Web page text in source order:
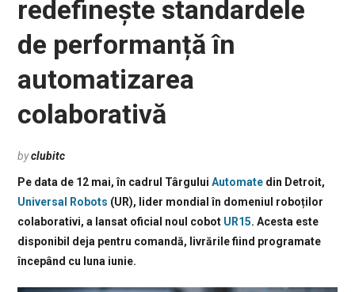
redefinește standardele
de performanță în
automatizarea
colaborativă
byclubitc
Pe data de 12 mai, în cadrul Târgului Automatedin Detroit,
Universal Robots (UR), lider mondial în domeniul roboților
colaborativi, a lansat oficial noul cobot UR15. Acesta este
disponibil deja pentru comandă, livrările fiind programate
începând cu luna iunie.